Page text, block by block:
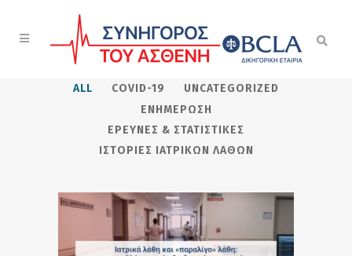
ALL COVID-19
UNCATEGORIZED
ΕΝΗΜΈΡΩΣΗ
ΈΡΕΥΝΕΣ & ΣΤΑΤΙΣΤΙΚΈΣ
ΙΣΤΟΡΊΕΣ ΙΑΤΡΙΚΏΝ ΛΑΘΏΝ